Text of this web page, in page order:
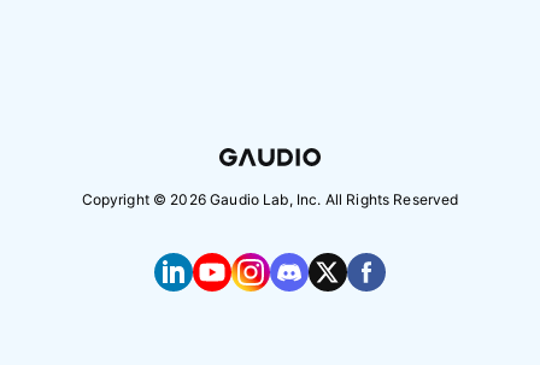
Copyright © 2026Gaudio Lab, Inc. All Rights Reserved